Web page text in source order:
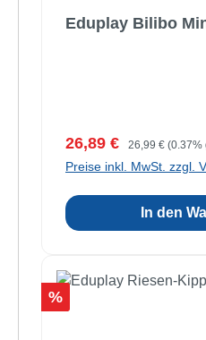
Eduplay Bilibo
Verkaufspreis:
26,89 € Regulärer Preis:
26,99 € (0.37%
Preise inkl. MwSt. zzgl.
In den
Rabatt
%